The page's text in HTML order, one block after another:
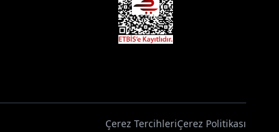
Çerez TercihleriÇerez Politikası